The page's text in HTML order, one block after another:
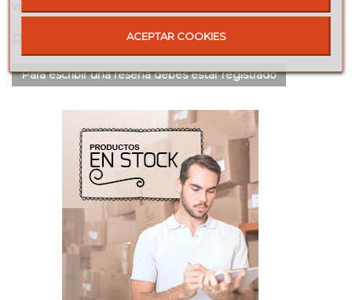
Para escribir una reseña debes estar registrado
ACEPTAR COOKIES